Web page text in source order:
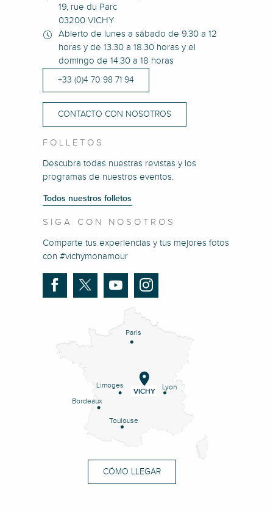
19, rue du Parc
03200 VICHY
Abierto de lunes a sábado de 9.30 a 12
horas y de 13.30 a 18.30 horas y el
domingo de 14.30 a 18 horas
+33 (0)4 70 98 71 94
CONTACTO CON NOSOTROS
FOLLETOS
Descubra todas nuestras revistas y los
programas de nuestros eventos.
Todos nuestros folletos
SIGA CON NOSOTROS
Comparte tus experiencias y tus mejores fotos
con #vichymonamour
Paris
Lyon
Limoges
Bordeaux
Toulouse
VICHY
CÓMO LLEGAR